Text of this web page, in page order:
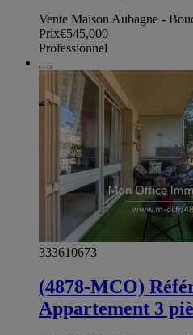
Vente Maison Aubagne -
Prix€545,000
Professionnel
333610673
(4878-MCO)
Appartement 3